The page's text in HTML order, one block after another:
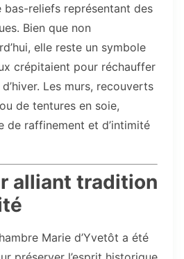
bas-reliefs représentant des
Bien que non
elle reste un symbole
crépitaient pour réchauffer
Les murs, recouverts
ou de tentures en soie,
de raffinement et d’intimité
alliant tradition
Marie d’Yvetôt a été